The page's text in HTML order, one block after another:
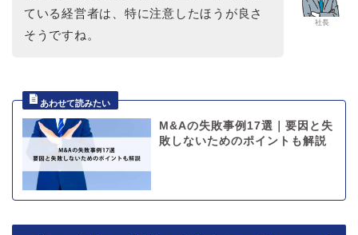
社長
ている経営者は、特に注意したほうが良さ
そうですね。
M&Aの失敗事例17選｜要因と失
敗しないためのポイントも解説